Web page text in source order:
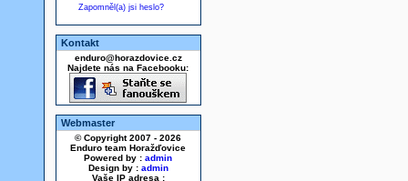
Zapomněl(a) jsi heslo?
Kontakt
enduro@horazdovice.cz
Najdete nás na Facebooku:
Webmaster
© Copyright 2007 - 2026
Enduro team Horažďovice
Powered by : admin
Design by : admin
Vaše IP adresa :